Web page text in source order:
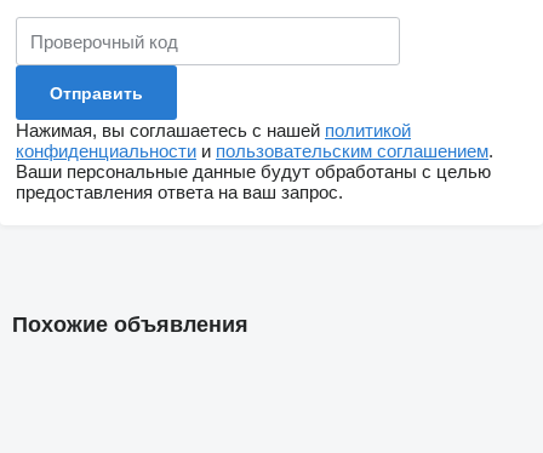
Нажимая, вы соглашаетесь с нашей политикой
конфиденциальности и пользовательским соглашением.
Ваши персональные данные будут обработаны с целью
предоставления ответа на ваш запрос.
Похожие объявления